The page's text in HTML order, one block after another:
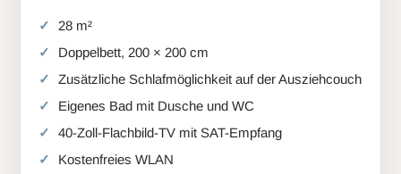
28 m²
Doppelbett, 200 × 200 cm
Zusätzliche Schlafmöglichkeit auf der Ausziehcouch
Eigenes Bad mit Dusche und WC
40-Zoll-Flachbild-TV mit SAT-Empfang
Kostenfreies WLAN